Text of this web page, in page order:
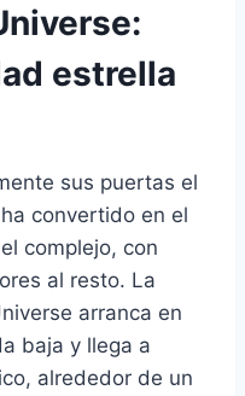
estrella
sus puertas el
convertido en el
complejo, con
al resto. La
arranca en
baja y llega a
alrededor de un